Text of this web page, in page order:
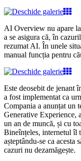
AI Overview nu apare
a se asigura că, în
rezumat AI. În unele
manual funcția pentru
Este deosebit de jenant
a fost implementat ca
Compania a anunțat un
Generative Experience,
un an de muncă, și cu
Bineînțeles, internetul îl
așteptându-se ca
cazuri nu dezamăgește.